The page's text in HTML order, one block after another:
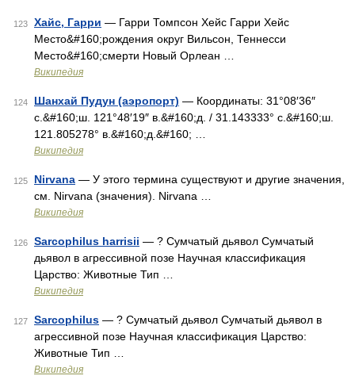
123 Хайс, Гарри — Гарри Томпсон Хейс Гарри Хейс
Место&#160;рождения округ Вильсон, Теннесси
Место&#160;смерти Новый Орлеан …
Википедия
124 Шанхай Пудун (аэропорт) — Координаты: 31°08′36″
с.&#160;ш. 121°48′19″ в.&#160;д. / 31.143333° с.&#160;ш.
121.805278° в.&#160;д.&#160; …
Википедия
125 Nirvana — У этого термина существуют и другие значения,
см. Nirvana (значения). Nirvana …
Википедия
126 Sarcophilus harrisii — ? Сумчатый дьявол Сумчатый
дьявол в агрессивной позе Научная классификация
Царство: Животные Тип …
Википедия
127 Sarcophilus — ? Сумчатый дьявол Сумчатый дьявол в
агрессивной позе Научная классификация Царство:
Животные Тип …
Википедия